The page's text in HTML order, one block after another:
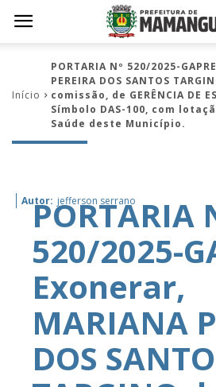
Início
PORTARIA Nº 520/2025-
PEREIRA DOS SANTOS
comissão, de GERÊNCIA DE
Símbolo DAS-100, com
Saúde deste Município.
Autor: jefferson serrano
PORTARIA
520/2025-
Exonerar,
MARIANA
DOS